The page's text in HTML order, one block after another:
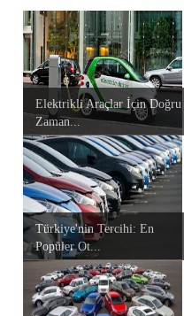
Elektrikli Araçlar İçin Doğru
Zaman...
Türkiye'nin Tercihi: En
Popüler Ot...